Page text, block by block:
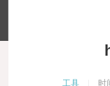
工具 时